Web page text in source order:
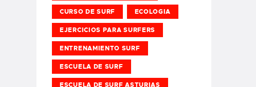
CURSO DE SURF ECOLOGIA
EJERCICIOS PARA SURFERS
ENTRENAMIENTO SURF
ESCUELA DE SURF
ESCUELA DE SURF ASTURIAS